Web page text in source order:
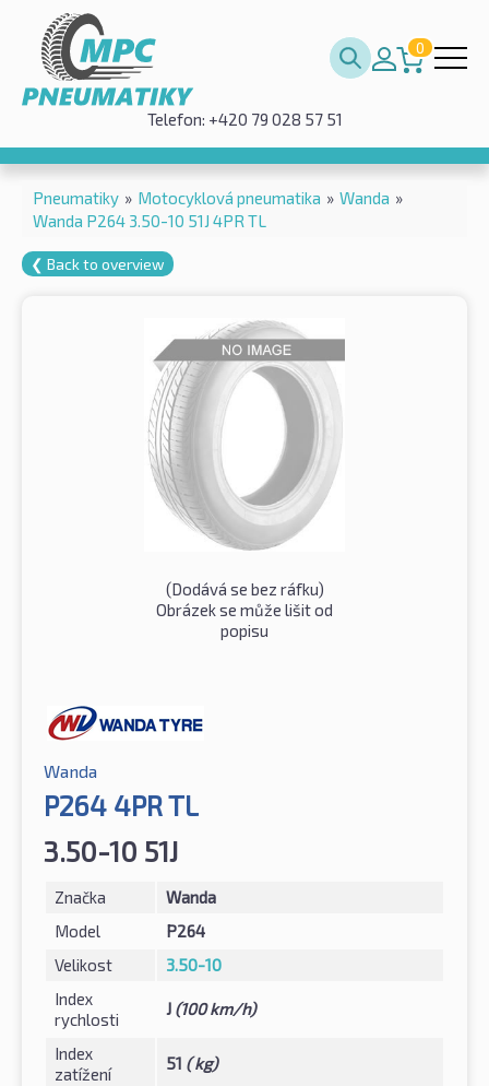
0
Telefon: +420 79 028 57 51
Pneumatiky » Motocyklová pneumatika » Wanda »
Wanda P264 3.50-10 51J 4PR TL
❮ Back to overview
(Dodává se bez ráfku)
Obrázek se může lišit od
popisu
Wanda
P264 4PR TL
3.50-10 51J
Značka
Wanda
Model
P264
Velikost
3.50-10
Index
rychlosti
J (100 km/h)
Index
zatížení
51 ( kg)